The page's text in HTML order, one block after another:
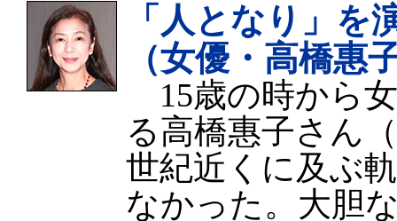
「人となり」を
（女優・高橋惠
15歳の時から
る高橋惠子さん
世紀近くに及ぶ
なかった。大胆